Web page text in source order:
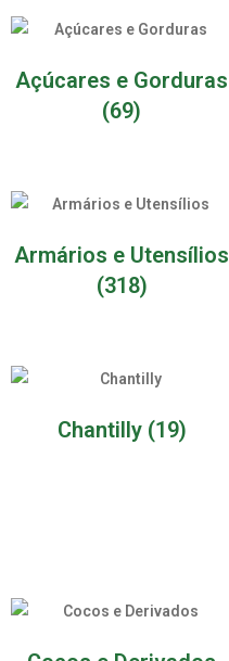
Açúcares e Gorduras
(69)
Armários e Utensílios
(318)
Chantilly (19)